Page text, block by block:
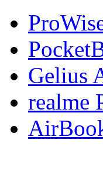
Gelius
realme